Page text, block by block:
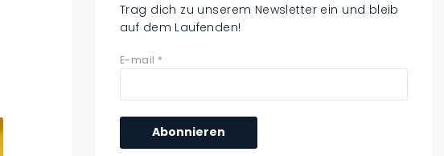
Trag dich zu unserem Newsletter ein und bleib
auf dem Laufenden!
E-mail *